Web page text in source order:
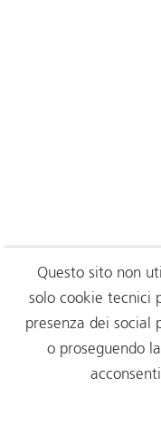
Questo sito non
solo cookie tecnici
presenza dei social
o proseguendo